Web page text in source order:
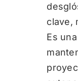
clave,
Es